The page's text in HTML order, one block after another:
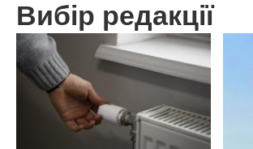
Вибір редакції